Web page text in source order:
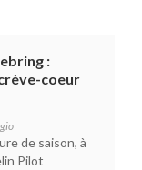
:
coeur
de saison, à
Pilot